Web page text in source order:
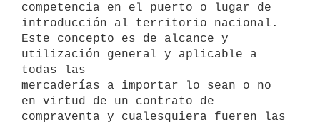
competencia en el puerto o lugar de
introducción al territorio nacional.
Este concepto es de alcance y
utilización general y aplicable a
todas las
mercaderías a importar lo sean o no
en virtud de un contrato de
compraventa y cualesquiera fueren las